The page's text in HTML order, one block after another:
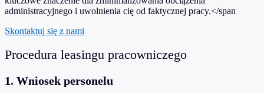
administracyjnego i uwolnienia cię od faktycznej pracy.</span
Skontaktuj się z nami
Procedura leasingu pracowniczego
1. Wniosek personelu